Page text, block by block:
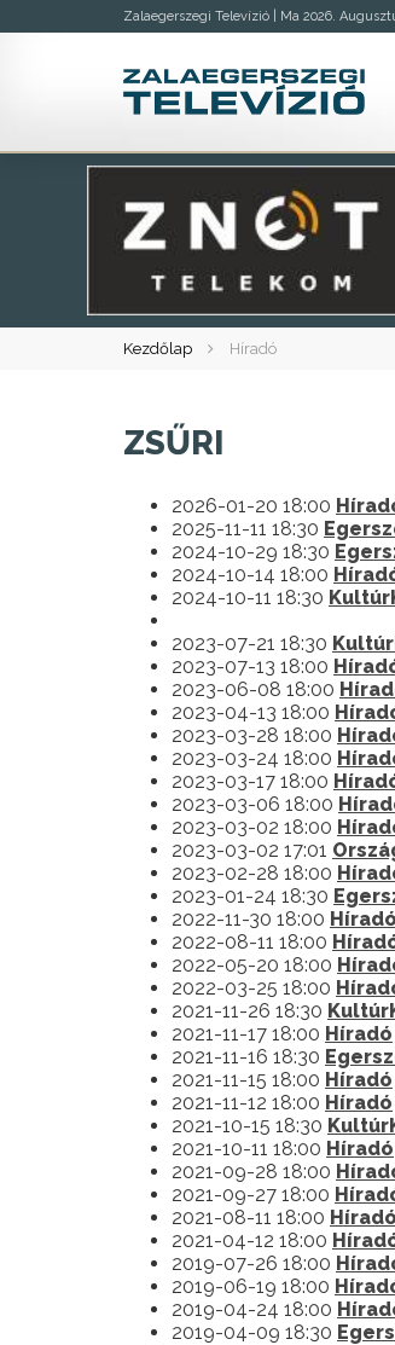
Zalaegerszegi Televízió | Ma 2026.
Kezdőlap Híradó
ZSŰRI
2026-01-20 18:00
2025-11-11 18:30
2024-10-29 18:30
2024-10-14 18:00
2024-10-11 18:30
2023-07-21 18:30
2023-07-13 18:00
2023-06-08 18:00
2023-04-13 18:00
2023-03-28 18:00
2023-03-24 18:00
2023-03-17 18:00
2023-03-06 18:00
2023-03-02 18:00
2023-03-02 17:01
2023-02-28 18:00
2023-01-24 18:30
2022-11-30 18:00 Híradó
2022-08-11 18:00
2022-05-20 18:00
2022-03-25 18:00
2021-11-26 18:30
2021-11-17 18:00 Híradó
2021-11-16 18:30
2021-11-15 18:00 Híradó
2021-11-12 18:00 Híradó
2021-10-15 18:30
2021-10-11 18:00 Híradó
2021-09-28 18:00
2021-09-27 18:00
2021-08-11 18:00 Híradó
2021-04-12 18:00
2019-07-26 18:00
2019-06-19 18:00
2019-04-24 18:00
2019-04-09 18:30